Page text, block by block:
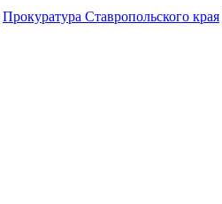
Прокуратура Ставропольского края